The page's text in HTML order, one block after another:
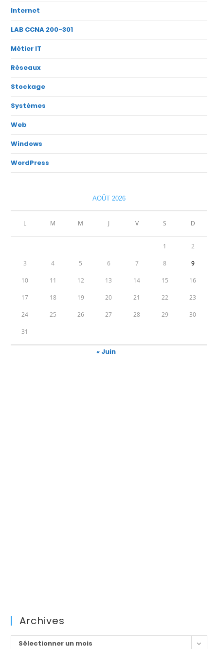
Internet
LAB CCNA 200-301
Métier IT
Réseaux
Stockage
Systèmes
Web
Windows
WordPress
AOÛT 2026
L M M J V S D
1 2
3 4 5 6 7 8 9
10 11 12 13 14 15 16
17 18 19 20 21 22 23
24 25 26 27 28 29 30
31
« Juin
Archives
Archives
Sélectionner un mois